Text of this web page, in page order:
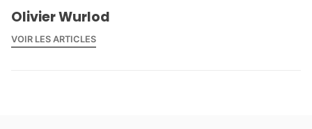
Olivier Wurlod
VOIR LES ARTICLES